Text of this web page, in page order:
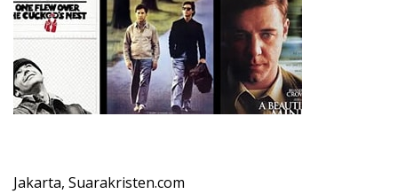
Jakarta, Suarakristen.com